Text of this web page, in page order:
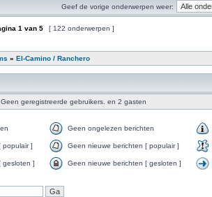
Geef de vorige onderwerpen weer:
1 van 5 [ 122 onderwerpen ]
» El-Camino / Ranchero
geregistreerde gebruikers. en 2 gasten
Geen ongelezen berichten
populair ] Geen nieuwe berichten [ populair ]
gesloten ] Geen nieuwe berichten [ gesloten ]